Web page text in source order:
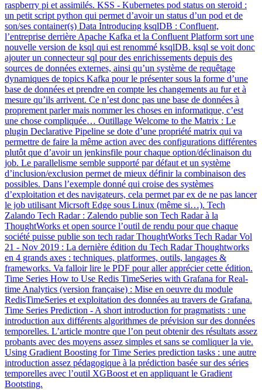
raspberry pi et assimilés. KSS - Kubernetes pod status on steroid :
un petit script python qui permet d’avoir un status d’un pod et de
son/ses container(s) Data Introducing ksqlDB : Confluent,
l’entreprise derrière Apache Kafka et la Confluent Platform sort une
nouvelle version de ksql qui est renommé ksqlDB. ksql se voit donc
ajouter un connecteur sql pour des enrichissements depuis des
sources de données externes, ainsi qu’un système de requêtage
dynamiques de topics Kafka pour le présenter sous la forme d’une
base de données et prendre en compte les changements au fur et à
mesure qu’ils arrivent. Ce n’est donc pas une base de données à
proprement parler mais nommer les choses en informatique, c’est
une chose compliquée… Outillage Welcome to the Matrix : Le
plugin Declarative Pipeline se dote d’une propriété matrix qui va
permettre de faire la même action avec des configurations différentes
plutôt que d’avoir un jenkinsfile pour chaque option/déclinaison du
job. Le parallelisme semble supporté par défaut et un système
d’inclusion/exclusion permet de mieux définir la combinaison des
possibles. Dans l’exemple donné qui croise des systèmes
d’exploitation et des navigateurs, cela permet par ex de ne pas lancer
le job utilisant Micrsoft Edge sous Linux (même si…). Tech
Zalando Tech Radar : Zalendo publie son Tech Radar à la
ThoughtWorks et open source l’outil de rendu pour que chaque
société puisse publie son tech radar ThoughtWorks Tech Radar Vol
21 - Nov 2019 : La dernière édition du Tech Radar Thoughtworks
en 4 grands axes : techniques, platformes, outils, langages &
frameworks. Va falloir lire le PDF pour aller apprécier cette édition.
Time Series How to Use Redis TimeSeries with Grafana for Real-
time Analytics (version française) : Mise en oeuvre du module
RedisTimeSeries et exploitation des données au travers de Grafana.
Time Series Prediction - A short introduction for pragmatists : une
introduction aux différents algorithmes de prévision sur des données
temporelles. L’article montre que l’on peut obtenir des résultats assez
probants avec des moyens assez simples et sans se comliquer la vie.
Using Gradient Boosting for Time Series prediction tasks : une autre
introduction assez pédagogique à la prédiction basée sur des séries
temporelles avec l’outil XGBoost et en appliquant le Gradient
Bootsting.